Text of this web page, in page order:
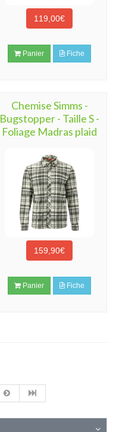
119,00€
Panier Fiche
Chemise Simms -
Bugstopper - Taille S -
Foliage Madras plaid
159,90€
Panier Fiche